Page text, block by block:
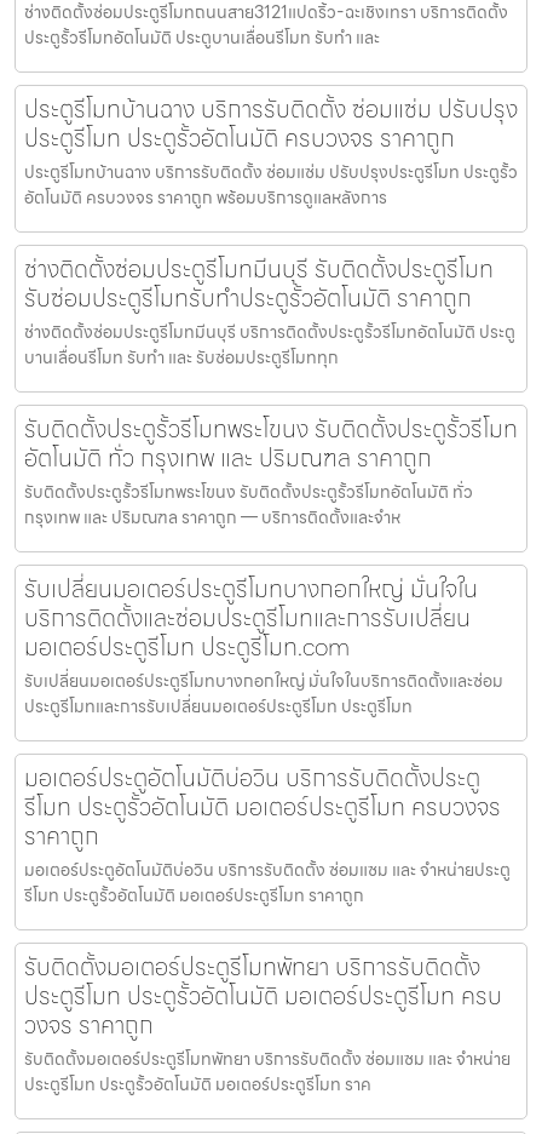
ช่างติดตั้งซ่อมประตูรีโมทถนนสาย3121แปดริ้ว-ฉะเชิงเทรา บริการติดตั้ง
ประตูรั้วรีโมทอัตโนมัติ ประตูบานเลื่อนรีโมท รับทำ และ
ประตูรีโมทบ้านฉาง บริการรับติดตั้ง ซ่อมแซ่ม ปรับปรุง
ประตูรีโมท ประตูรั้วอัตโนมัติ ครบวงจร ราคาถูก
ประตูรีโมทบ้านฉาง บริการรับติดตั้ง ซ่อมแซ่ม ปรับปรุงประตูรีโมท ประตูรั้ว
อัตโนมัติ ครบวงจร ราคาถูก พร้อมบริการดูแลหลังการ
ช่างติดตั้งซ่อมประตูรีโมทมีนบุรี รับติดตั้งประตูรีโมท
รับซ่อมประตูรีโมทรับทำประตูรั้วอัตโนมัติ ราคาถูก
ช่างติดตั้งซ่อมประตูรีโมทมีนบุรี บริการติดตั้งประตูรั้วรีโมทอัตโนมัติ ประตู
บานเลื่อนรีโมท รับทำ และ รับซ่อมประตูรีโมททุก
รับติดตั้งประตูรั้วรีโมทพระโขนง รับติดตั้งประตูรั้วรีโมท
อัตโนมัติ ทั่ว กรุงเทพ และ ปริมณฑล ราคาถูก
รับติดตั้งประตูรั้วรีโมทพระโขนง รับติดตั้งประตูรั้วรีโมทอัตโนมัติ ทั่ว
กรุงเทพ และ ปริมณฑล ราคาถูก — บริการติดตั้งและจำห
รับเปลี่ยนมอเตอร์ประตูรีโมทบางกอกใหญ่ มั่นใจใน
บริการติดตั้งและซ่อมประตูรีโมทและการรับเปลี่ยน
มอเตอร์ประตูรีโมท ประตูรีโมท.com
รับเปลี่ยนมอเตอร์ประตูรีโมทบางกอกใหญ่ มั่นใจในบริการติดตั้งและซ่อม
ประตูรีโมทและการรับเปลี่ยนมอเตอร์ประตูรีโมท ประตูรีโมท
มอเตอร์ประตูอัตโนมัติบ่อวิน บริการรับติดตั้งประตู
รีโมท ประตูรั้วอัตโนมัติ มอเตอร์ประตูรีโมท ครบวงจร
ราคาถูก
มอเตอร์ประตูอัตโนมัติบ่อวิน บริการรับติดตั้ง ซ่อมแซม และ จำหน่ายประตู
รีโมท ประตูรั้วอัตโนมัติ มอเตอร์ประตูรีโมท ราคาถูก
รับติดตั้งมอเตอร์ประตูรีโมทพัทยา บริการรับติดตั้ง
ประตูรีโมท ประตูรั้วอัตโนมัติ มอเตอร์ประตูรีโมท ครบ
วงจร ราคาถูก
รับติดตั้งมอเตอร์ประตูรีโมทพัทยา บริการรับติดตั้ง ซ่อมแซม และ จำหน่าย
ประตูรีโมท ประตูรั้วอัตโนมัติ มอเตอร์ประตูรีโมท ราค